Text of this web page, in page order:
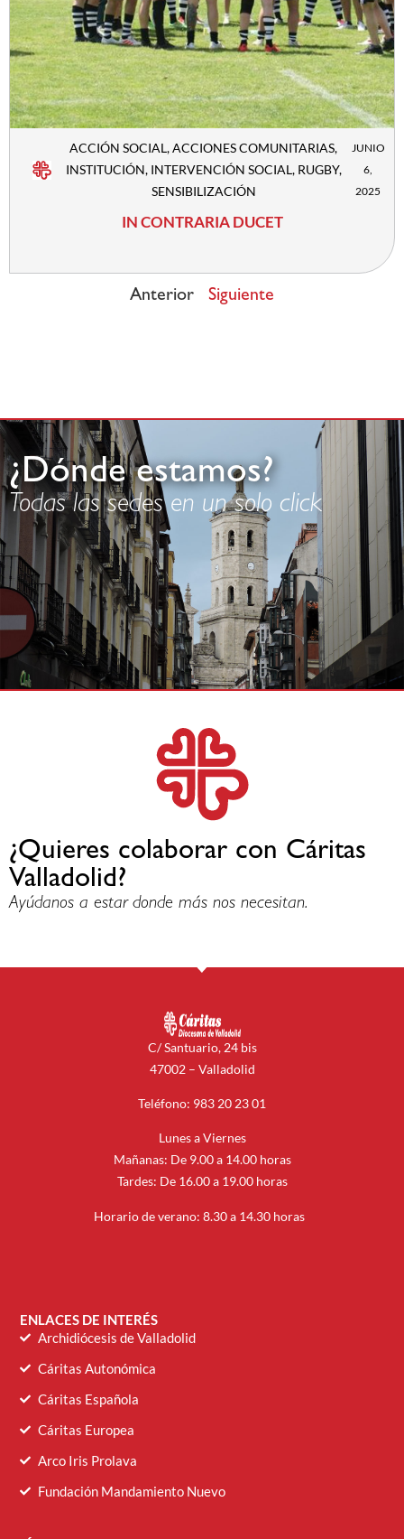
ACCIÓN SOCIAL,ACCIONES COMUNITARIAS,
INSTITUCIÓN, INTERVENCIÓN SOCIAL, RUGBY,
SENSIBILIZACIÓN
JUNIO
6,
2025
IN CONTRARIA DUCET
Anterior Siguiente
¿Dónde estamos?
Todas las sedes en un solo click
¿Quieres colaborar con Cáritas
Valladolid?
Ayúdanos a estar donde más nos necesitan.
C/ Santuario, 24 bis
47002 – Valladolid
Teléfono: 983 20 23 01
Lunes a Viernes
Mañanas: De 9.00 a 14.00 horas
Tardes: De 16.00 a 19.00 horas
Horario de verano: 8.30 a 14.30 horas
ENLACES DE INTERÉS
Archidiócesis de Valladolid
Cáritas Autonómica
Cáritas Española
Cáritas Europea
Arco Iris Prolava
Fundación Mandamiento Nuevo